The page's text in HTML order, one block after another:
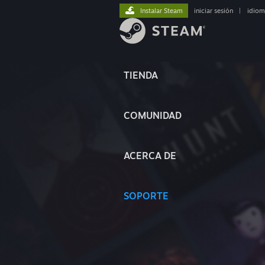
TIENDA
COMUNIDAD
ACERCA DE
SOPORTE
Instalar Steam iniciar sesión